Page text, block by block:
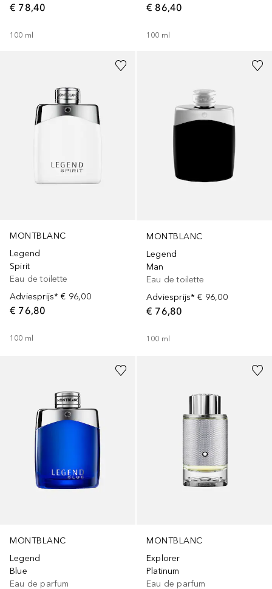
€ 78,40
100 ml
€ 86,40
100 ml
MONTBLANC
Legend
Spirit
Eau de toilette
Adviesprijs* € 96,00
€ 76,80
100 ml
MONTBLANC
Legend
Man
Eau de toilette
Adviesprijs* € 96,00
€ 76,80
100 ml
MONTBLANC
Legend
Blue
Eau de parfum
MONTBLANC
Explorer
Platinum
Eau de parfum